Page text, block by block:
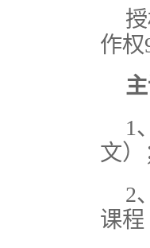
作权
1
文）
2
课程